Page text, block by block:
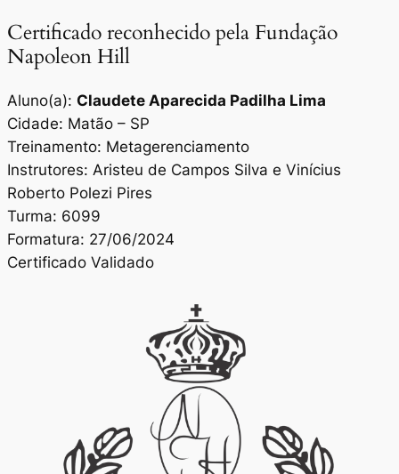
Certificado reconhecido pela Fundação
Napoleon Hill
Aluno(a): Claudete Aparecida Padilha Lima
Cidade: Matão – SP
Treinamento: Metagerenciamento
Instrutores: Aristeu de Campos Silva e Vinícius
Roberto Polezi Pires
Turma: 6099
Formatura: 27/06/2024
Certificado Validado